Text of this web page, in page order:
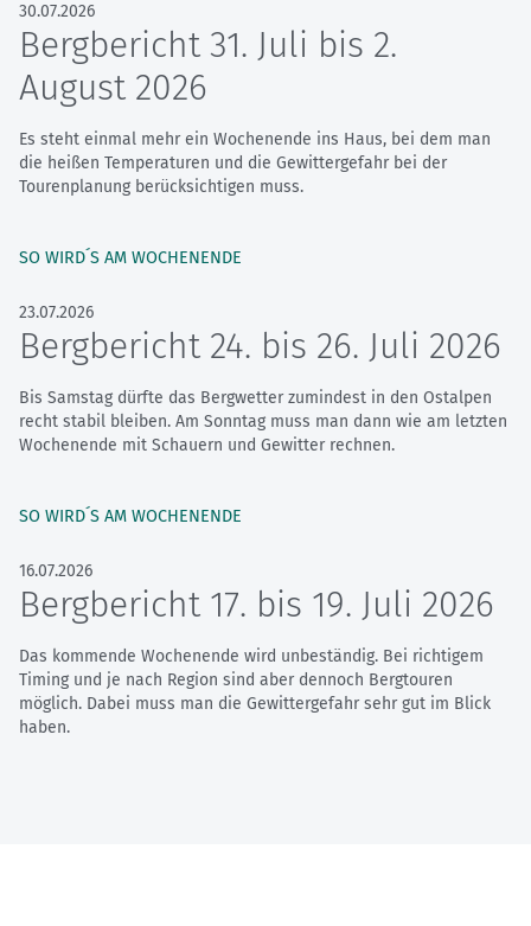
30.07.2026
Bergbericht 31. Juli bis 2.
August 2026
Es steht einmal mehr ein Wochenende ins Haus, bei dem man
die heißen Temperaturen und die Gewittergefahr bei der
Tourenplanung berücksichtigen muss.
SO WIRD´S AM WOCHENENDE
23.07.2026
Bergbericht 24. bis 26. Juli 2026
Bis Samstag dürfte das Bergwetter zumindest in den Ostalpen
recht stabil bleiben. Am Sonntag muss man dann wie am letzten
Wochenende mit Schauern und Gewitter rechnen.
SO WIRD´S AM WOCHENENDE
16.07.2026
Bergbericht 17. bis 19. Juli 2026
Das kommende Wochenende wird unbeständig. Bei richtigem
Timing und je nach Region sind aber dennoch Bergtouren
möglich. Dabei muss man die Gewittergefahr sehr gut im Blick
haben.